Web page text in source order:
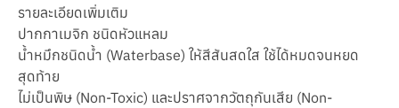
รายละเอียดเพิ่มเติม
ปากกาเมจิก ชนิดหัวแหลม
น้ำหมึกชนิดน้ำ (Waterbase) ให้สีสันสดใส ใช้ได้หมดจนหยด
สุดท้าย
ไม่เป็นพิษ (Non-Toxic) และปราศจากวัตถุกันเสีย (Non-